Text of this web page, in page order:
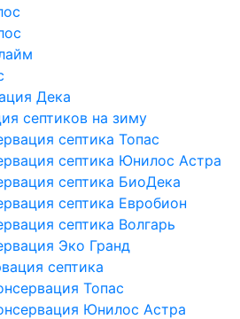
Дека
септиков на зиму
септика Топас
септика Юнилос Астра
септика БиоДека
септика Евробион
септика Волгарь
Эко Гранд
септика
Топас
Юнилос Астра